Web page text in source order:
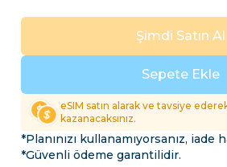
Sepete Ekle
Şimdi Satın Al
eSIM satın alarak ve tavsiye
kazanacaksınız.
*Planınızı kullanamıyorsanız, iade
*Güvenli ödeme garantilidir.